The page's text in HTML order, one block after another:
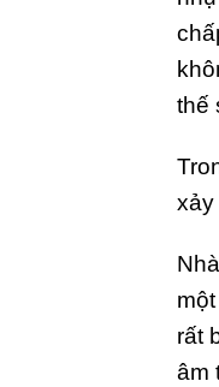
thế
xảy
rất
âm